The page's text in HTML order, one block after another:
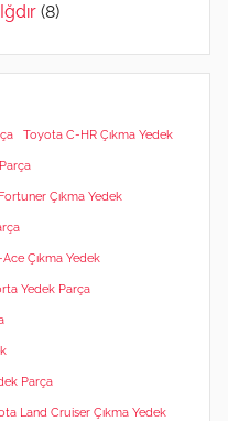
(8)
Toyota C-HR Çıkma Yedek
Çıkma Yedek
Çıkma Yedek
Yedek Parça
Parça
Land Cruiser Çıkma Yedek